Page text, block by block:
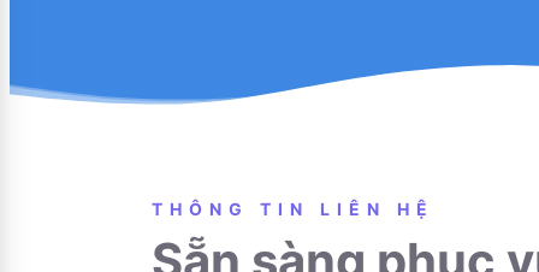
THÔNG TIN LIÊN HỆ